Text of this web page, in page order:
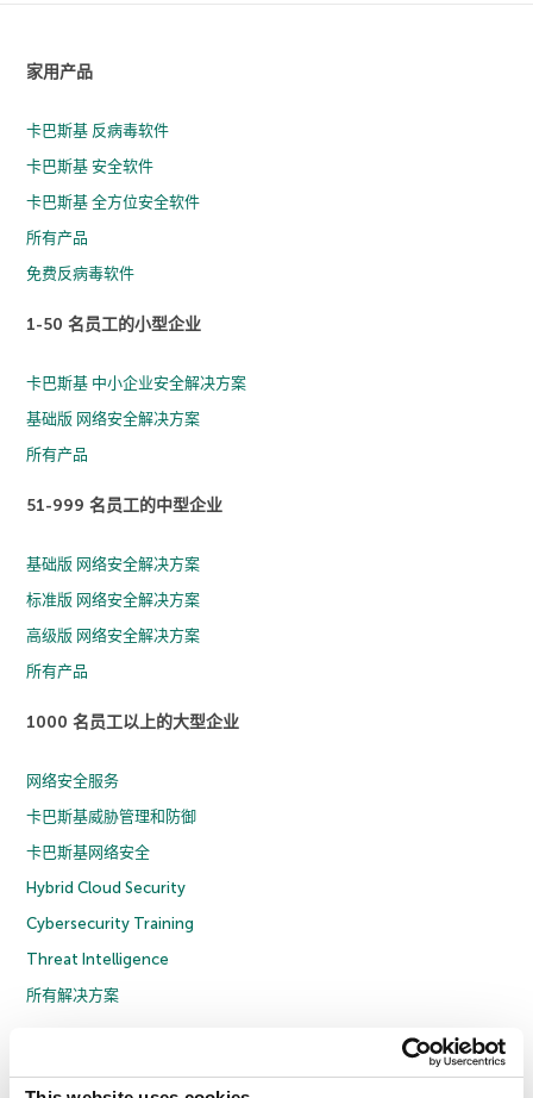
家用产品
卡巴斯基 反病毒软件
卡巴斯基 安全软件
卡巴斯基 全方位安全软件
所有产品
免费反病毒软件
1-50 名员工的小型企业
卡巴斯基 中小企业安全解决方案
基础版 网络安全解决方案
所有产品
51-999 名员工的中型企业
基础版 网络安全解决方案
标准版 网络安全解决方案
高级版 网络安全解决方案
所有产品
1000 名员工以上的大型企业
网络安全服务
卡巴斯基威胁管理和防御
卡巴斯基网络安全
Hybrid Cloud Security
Cybersecurity Training
Threat Intelligence
所有解决方案
隐私策略
反腐败政策
许可协议 B2B